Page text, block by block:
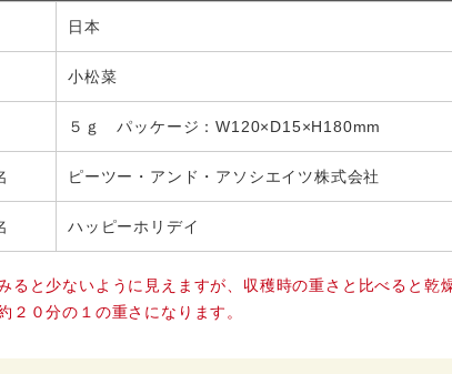
日本
小松菜
５ｇ パッケージ：W120×D15×H180mm
ピーツー・アンド・アソシエイツ株式会社
ハッピーホリデイ
ると少ないように見えますが、収穫時の重さと比べると乾
２０分の１の重さになります。